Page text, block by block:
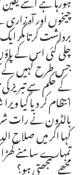
چیخوں اور آہ زاری
برداشت کرتا مگر
چلی گئی اس کے
جس طرح کہیں گے
کے حکم سے تبریز
انتظام کر دیا گیا
بالڈون نے رات
کہا اگر میں صلاح
تمہارے سامنے کھڑا
مجھے سمجھتی ہو؟